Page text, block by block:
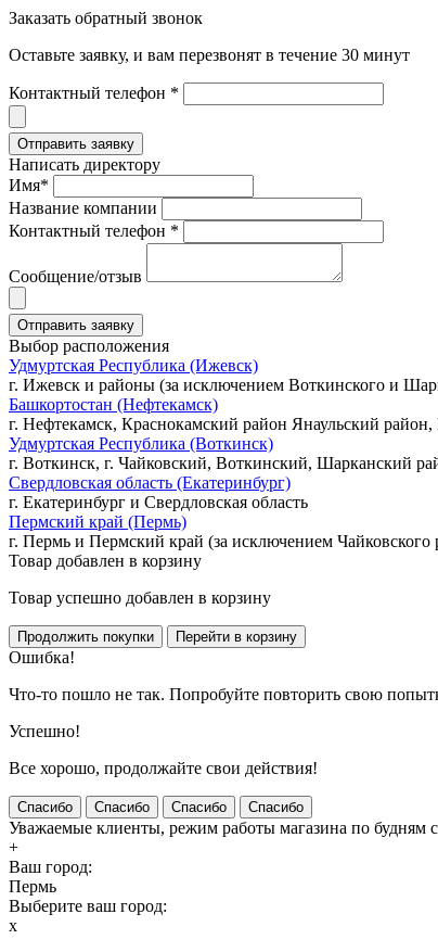
Заказать обратный звонок
Оставьте заявку, и вам перезвонят в течение 30 минут
Контактный телефон *
Написать директору
Имя*
Название компании
Контактный телефон *
Сообщение/отзыв
Выбор расположения
Удмуртская Республика (Ижевск)
г. Ижевск и районы (за исключением Воткинского и
Башкортостан (Нефтекамск)
г. Нефтекамск, Краснокамский район Янаульский
Удмуртская Республика (Воткинск)
г. Воткинск, г. Чайковский, Воткинский, Шарканский
Свердловская область (Екатеринбург)
г. Екатеринбург и Свердловская область
Пермский край (Пермь)
г. Пермь и Пермский край (за исключением Чайковского
Товар добавлен в корзину
Товар успешно добавлен в корзину
Ошибка!
Что-то пошло не так. Попробуйте повторить свою
Успешно!
Все хорошо, продолжайте свои действия!
Спасибо Спасибо Спасибо Спасибо
Уважаемые клиенты, режим работы магазина по будням
+
Ваш город:
Пермь
Выберите ваш город:
x